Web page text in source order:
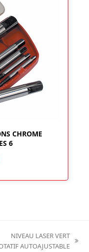
CHROME
6
NIVEAU LASER VERT
AUTOAJUSTABLE